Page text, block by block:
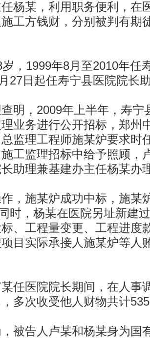
杨某，利用职务便利，在
工方钱财，分别被判有期
1999年8月至2010年任
27日起任寿宁县医院院长
，2009年上半年，寿宁
业务进行公开招标，郑州
监理工程师施某炉要求时
工监理招标中给予照顾，
助理兼基建办主任杨某办
施某炉成功中标，施某
时，杨某在医院另址新建
、工程量变更、工程进度
目实际承接人施某炉等人
医院院长期间，在人事
多次收受他人财物共计
告人卢某和杨某身为国